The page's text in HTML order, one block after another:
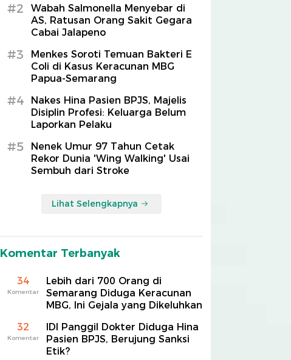
#2
Wabah Salmonella Menyebar di
AS, Ratusan Orang Sakit Gegara
Cabai Jalapeno
#3
Menkes Soroti Temuan Bakteri E
Coli di Kasus Keracunan MBG
Papua-Semarang
#4
Nakes Hina Pasien BPJS, Majelis
Disiplin Profesi: Keluarga Belum
Laporkan Pelaku
#5
Nenek Umur 97 Tahun Cetak
Rekor Dunia 'Wing Walking' Usai
Sembuh dari Stroke
Lihat Selengkapnya
Komentar Terbanyak
34
Komentar
Lebih dari 700 Orang di
Semarang Diduga Keracunan
MBG, Ini Gejala yang Dikeluhkan
32
Komentar
IDI Panggil Dokter Diduga Hina
Pasien BPJS, Berujung Sanksi
Etik?